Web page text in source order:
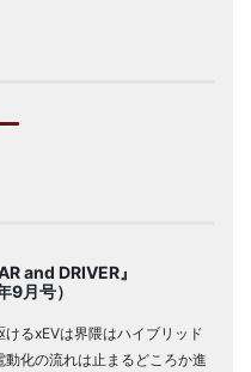
and DRIVER』
9月号）
けるxEVは界隈はハイブリッド
動化の流れは止まるどころか進